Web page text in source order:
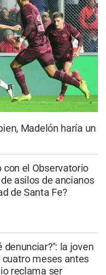
Madelón haría un
con el Observatorio
asilos de ancianos
de Santa Fe?
denunciar?": la joven
meses antes
reclama ser